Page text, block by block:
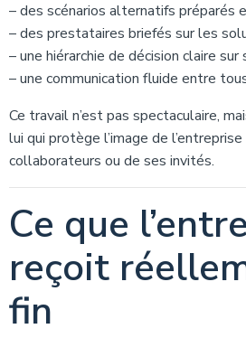
– des scénarios alternatifs préparés
– des prestataires briefés sur les
– une hiérarchie de décision claire sur
– une communication fluide entre
Ce travail n’est pas spectaculaire,
lui qui protège l’image de
collaborateurs ou de ses invités.
Ce que
reçoit
fin